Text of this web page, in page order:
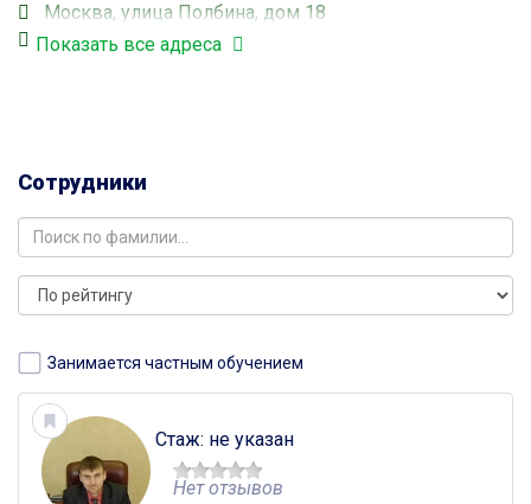
Москва, улица Полбина, дом 18
Москва, улица Шоссейная, дом 17
Москва, улица Полбина, дом 28
Печатники
Показать все адреса
Сотрудники
Занимается частным обучением
Стаж: не указан
Нет отзывов